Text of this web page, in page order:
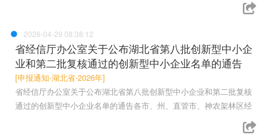
2026-04-29 08:38:12
省经信厅办公室关于公布湖北省第八批创新型中小企
业和第二批复核通过的创新型中小企业名单的通告
[申报通知-湖北省-2026年]
省经信厅办公室关于公布湖北省第八批创新型中小企业和第二批复核
通过的创新型中小企业名单的通告各市、州、直管市、神农架林区经